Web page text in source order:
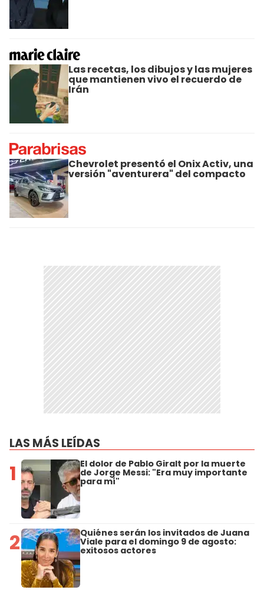
Las recetas, los dibujos y las mujeres
que mantienen vivo el recuerdo de
Irán
Chevrolet presentó el Onix Activ, una
versión "aventurera" del compacto
LAS MÁS LEÍDAS
1 El dolor de Pablo Giralt por la muerte
de Jorge Messi: "Era muy importante
para mí"
2 Quiénes serán los invitados de Juana
Viale para el domingo 9 de agosto:
exitosos actores